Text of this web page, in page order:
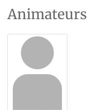
Animateurs